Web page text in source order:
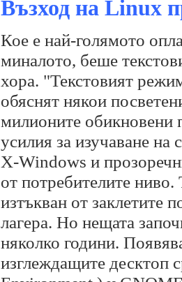
Възход на Linux
Кое е най-голямото
миналото, беше
хора. "Текстовият
обяснят някои
милионите обикновени
усилия за изучаване на
X-Windows и
от потребителите
изтъкван от заклетите
лагера. Но нещата
няколко години.
изглеждащите десктоп